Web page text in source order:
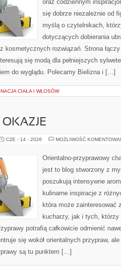
oraz codziennym
się dobrze niezależnie od
myślą o czytelnikach,
dotyczących dobierania
kosmetycznych rozwiązań. Strona
się modą dla pełniejszych
do wyglądu. Polecamy Bielizna i […]
CIAŁA I WŁOSÓW
OKAZJE
CZE - 14 - 2026 MOŻLIWOŚĆ
Orientalno-przyprawowy
jest to blog stworzony z
poszukują intensywne
kulinarne inspiracje z
która może zainteresować
kucharzy, jak i tych, którzy
potrafią całkowicie odmienić
się wokół orientalnych przypraw,
są tu punktem […]